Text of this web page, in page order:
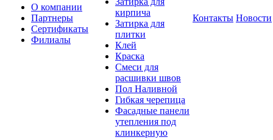
О компании
Партнеры
Сертификаты
Филиалы
кирпича
Затирка для
плитки
Клей
Краска
Смеси для
расшивки швов
Пол Наливной
Гибкая черепица
Фасадные панели
утепления под
клинкерную
Контакты Новости